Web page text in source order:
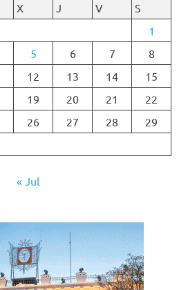
X J V
S
1
5 6 7
8
12 13 14
15
19 20 21
22
26 27 28
29
« Jul